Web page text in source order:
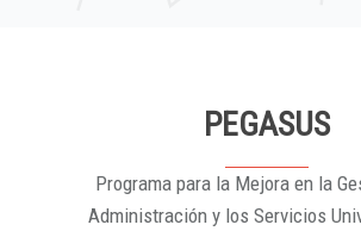
PEGASUS
Programa para la Mejora en la
Administración y los Servicios